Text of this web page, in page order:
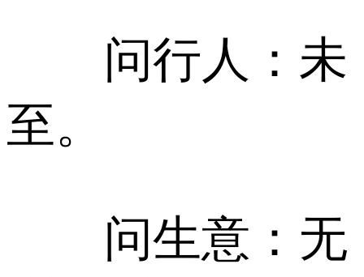
问行人：未
至。
问生意：无